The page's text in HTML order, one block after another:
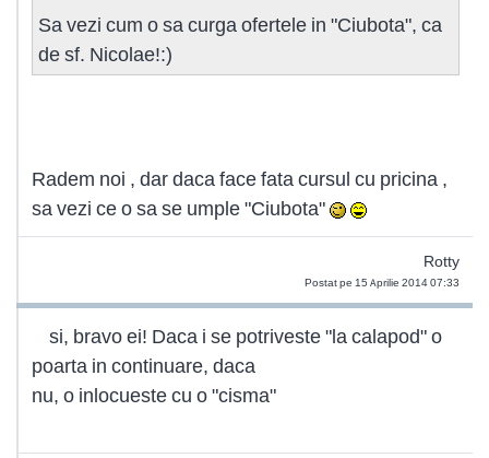
Sa vezi cum o sa curga ofertele in "Ciubota", ca
de sf. Nicolae!:)
Radem noi , dar daca face fata cursul cu pricina ,
sa vezi ce o sa se umple "Ciubota"
Rotty
Postat pe 15 Aprilie 2014 07:33
si, bravo ei! Daca i se potriveste "la calapod" o
poarta in continuare, daca
nu, o inlocueste cu o "cisma"